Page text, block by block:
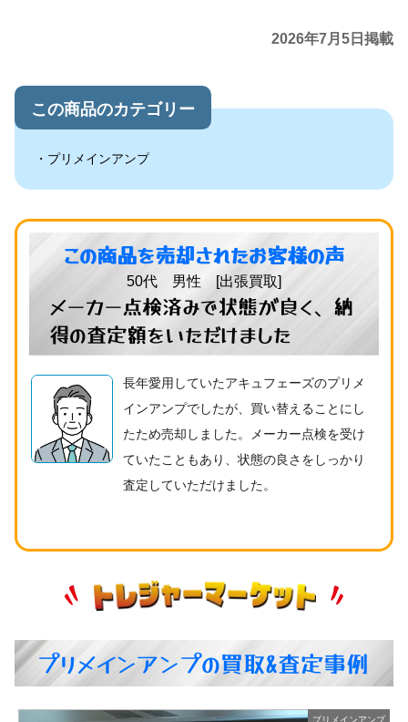
2026年7月5日掲載
この商品のカテゴリー
プリメインアンプ
この商品を売却されたお客様の声
50代 男性 [出張買取]
メーカー点検済みで状態が良く、納
得の査定額をいただけました
長年愛用していたアキュフェーズのプリメ
インアンプでしたが、買い替えることにし
たため売却しました。メーカー点検を受け
ていたこともあり、状態の良さをしっかり
査定していただけました。
プリメインアンプの買取&査定事例
プリメインアンプ